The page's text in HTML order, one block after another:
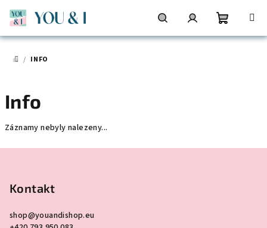
obsah
HledatPřihlášeníNákupní
DOMŮ
/ INFO
Info
Záznamy nebyly nalezeny...
Kontakt
shop@youandishop.eu